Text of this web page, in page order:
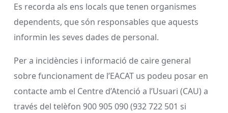
Es recorda als ens locals que tenen organismes
dependents, que són responsables que aquests
informin les seves dades de personal.
Per a incidències i informació de caire general
sobre funcionament de l’EACAT us podeu posar en
contacte amb el Centre d’Atenció a l’Usuari (CAU) a
través del telèfon 900 905 090 (932 722 501 si